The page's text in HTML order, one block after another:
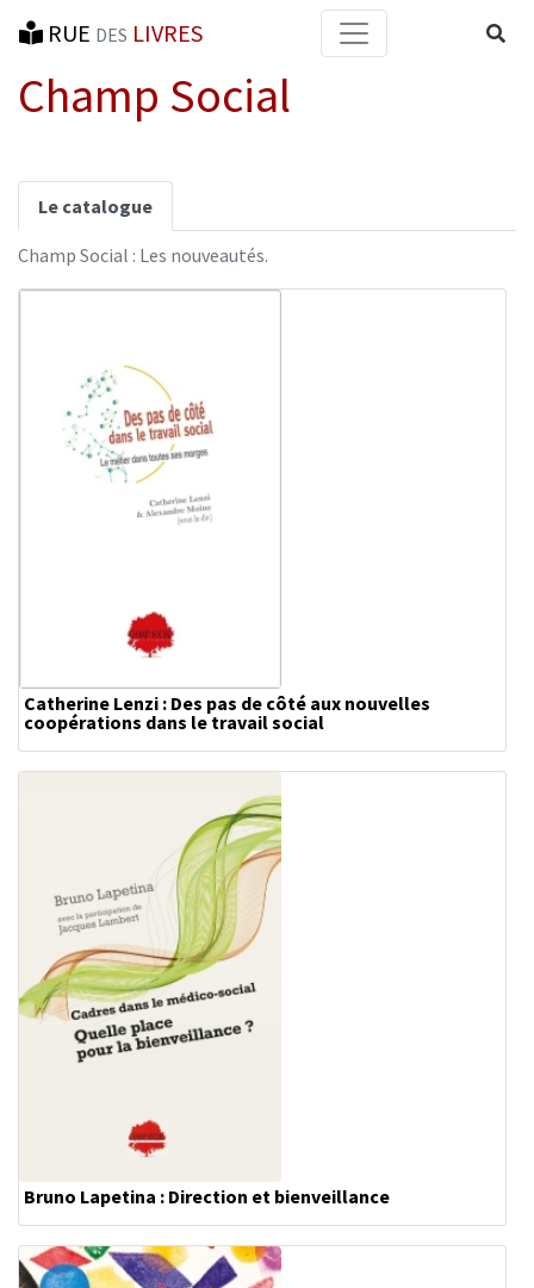
RUE DES LIVRES
Champ Social
Le catalogue
Champ Social : Les nouveautés.
Catherine Lenzi : Des pas de côté aux nouvelles
coopérations dans le travail social
Bruno Lapetina : Direction et bienveillance